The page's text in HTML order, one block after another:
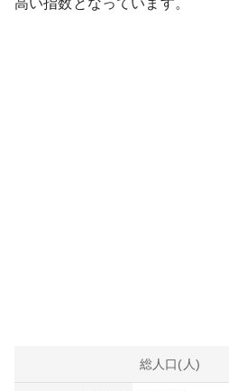
高い指数となっています。
総人口(人)